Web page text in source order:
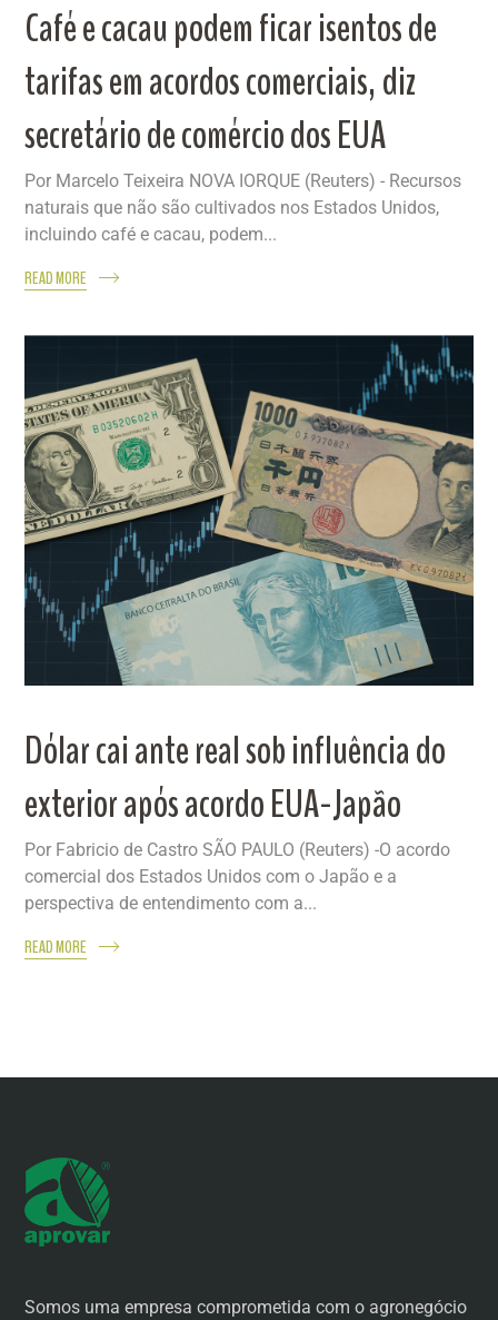
Café e cacau podem ficar isentos de
tarifas em acordos comerciais, diz
secretário de comércio dos EUA
Por Marcelo Teixeira NOVA IORQUE (Reuters) - Recursos
naturais que não são cultivados nos Estados Unidos,
incluindo café e cacau, podem...
READ MORE
Dólar cai ante real sob influência do
exterior após acordo EUA-Japão
Por Fabricio de Castro SÃO PAULO (Reuters) -O acordo
comercial dos Estados Unidos com o Japão e a
perspectiva de entendimento com a...
READ MORE
Somos uma empresa comprometida com o agronegócio